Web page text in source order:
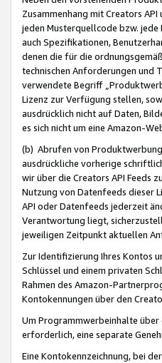
Zusammenhang mit Creators
jeden Musterquellcode bzw.
auch Spezifikationen,
denen die für die
technischen Anforderungen und
verwendete Begriff
Lizenz zur Verfügung stellen,
ausdrücklich nicht auf Daten,
es sich nicht um eine Amazon-
(b) Abrufen von
ausdrückliche vorherige
wir über die Creators API Feeds
Nutzung von Datenfeeds dieser
API oder Datenfeeds jederzeit
Verantwortung liegt,
jeweiligen Zeitpunkt aktuellen
Zur Identifizierung Ihres Kontos
Schlüssel und einem privaten
Rahmen des Amazon-
Kontokennungen über den
Um Programmwerbeinhalte über
erforderlich, eine separate
Eine Kontokennzeichnung, bei